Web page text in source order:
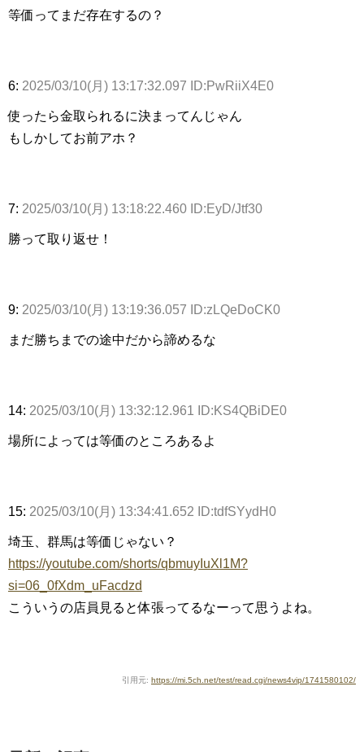
等価ってまだ存在するの？
6: 2025/03/10(月) 13:17:32.097 ID:PwRiiX4E0
使ったら金取られるに決まってんじゃん
もしかしてお前アホ？
7: 2025/03/10(月) 13:18:22.460 ID:EyD/Jtf30
勝って取り返せ！
9: 2025/03/10(月) 13:19:36.057 ID:zLQeDoCK0
まだ勝ちまでの途中だから諦めるな
14: 2025/03/10(月) 13:32:12.961 ID:KS4QBiDE0
場所によっては等価のところあるよ
15: 2025/03/10(月) 13:34:41.652 ID:tdfSYydH0
埼玉、群馬は等価じゃない？
https://youtube.com/shorts/qbmuyIuXl1M?
si=06_0fXdm_uFacdzd
こういうの店員見ると体張ってるなーって思うよね。
引用元: https://mi.5ch.net/test/read.cgi/news4vip/1741580102/